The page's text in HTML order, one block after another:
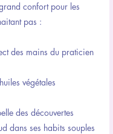
confort pour les
pas :
des mains du praticien
végétales
des découvertes
dans ses habits souples